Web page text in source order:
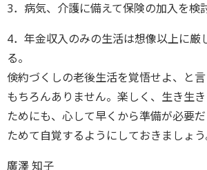
3．病気、介護に備えて保険の加入を検
4．年金収入のみの生活は想像以上に厳
る。
倹約づくしの老後生活を覚悟せよ、と
もちろんありません。楽しく、生き生
ためにも、心して早くから準備が必要
ためて自覚するようにしておきましょう
廣澤 知子